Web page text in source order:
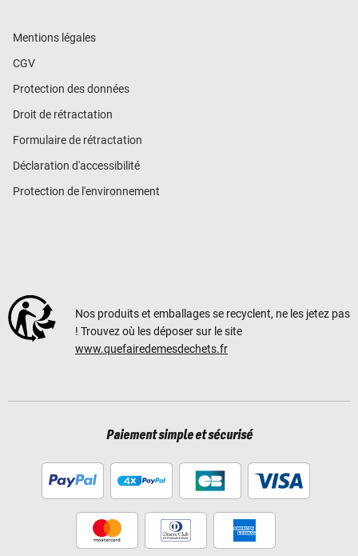
Mentions légales
CGV
Protection des données
Droit de rétractation
Formulaire de rétractation
Déclaration d'accessibilité
Protection de l'environnement
Nos produits et emballages se recyclent, ne les jetez pas
! Trouvez où les déposer sur le site
www.quefairedemesdechets.fr
Paiement simple et sécurisé